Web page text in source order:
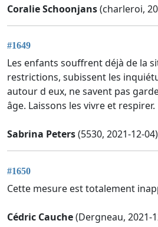
Coralie Schoonjans(charleroi,
#1649
Les enfants souffrent déjà de la
restrictions, subissent les
autour d eux, ne savent pas
âge. Laissons les vivre et respirer.
Sabrina Peters(5530, 2021-12-04)
#1650
Cette mesure est totalement
Cédric Cauche(Dergneau, 2021-